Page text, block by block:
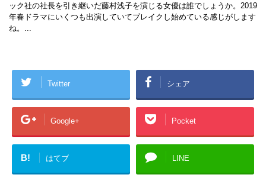
ック社の社長を引き継いだ藤村浅子を演じる女優は誰でしょうか。2019
年春ドラマにいくつも出演していてブレイクし始めている感じがします
ね。...
Twitter シェア
Google+ Pocket
B! はてブ LINE